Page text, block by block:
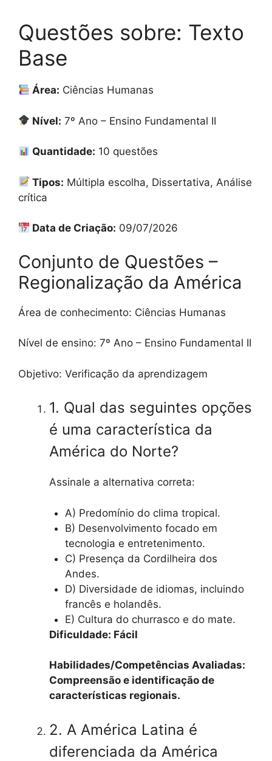
Questões sobre: Texto
Base
Área: Ciências Humanas
Nível: 7º Ano – Ensino Fundamental II
Quantidade: 10 questões
Tipos: Múltipla escolha, Dissertativa, Análise
crítica
Data de Criação: 09/07/2026
Conjunto de Questões –
Regionalização da América
Área de conhecimento: Ciências Humanas
Nível de ensino: 7º Ano – Ensino Fundamental II
Objetivo: Verificação da aprendizagem
1. Qual das seguintes opções
é uma característica da
América do Norte?
Assinale a alternativa correta:
A) Predomínio do clima tropical.
B) Desenvolvimento focado em
tecnologia e entretenimento.
C) Presença da Cordilheira dos
Andes.
D) Diversidade de idiomas, incluindo
francês e holandês.
E) Cultura do churrasco e do mate.
Dificuldade: Fácil
Habilidades/Competências Avaliadas:
Compreensão e identificação de
características regionais.
2. A América Latina é
diferenciada da América